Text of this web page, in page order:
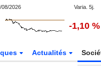
08/2026 Varia. 5j.
-1,10 %
Actualités